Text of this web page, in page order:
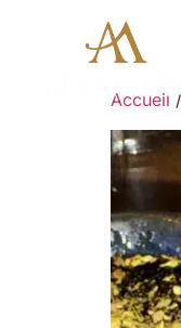
Accueil /